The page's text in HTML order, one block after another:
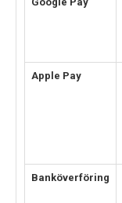
Apple Pay
Banköverföring